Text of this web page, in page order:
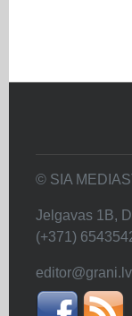
© SIA
Jelgavas 1B,
(+371)
editor@grani.lv